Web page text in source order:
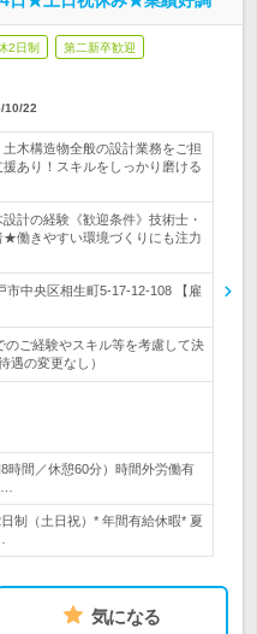
2日制 第二新卒歓迎
10/22
木構造物全般の設計業務をご担
あり！スキルをしっかり磨ける
計の経験《歓迎条件》技術士・
働きやすい環境づくりにも注力
市中央区相生町5-17-12-108 【雇
ご経験やスキル等を考慮して決
遇の変更なし）
時間／休憩60分）時間外労働有
制（土日祝）* 年間有給休暇* 夏
気になる